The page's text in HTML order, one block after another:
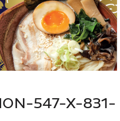
547-X-831-